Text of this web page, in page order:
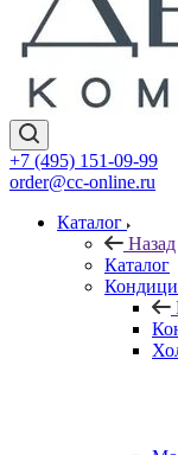
+7 (495) 151-09-99
order@cc-online.ru
Каталог
Назад
Каталог